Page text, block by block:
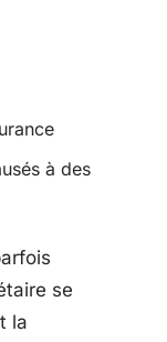
à des
se
la